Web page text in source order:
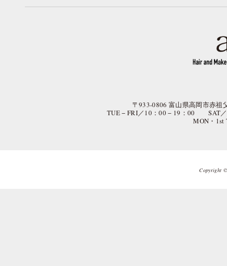
〒933-0806 富山県高岡市赤
TUE − FRI／10：00 − 19：00 SAT
MON・1st
Copyright